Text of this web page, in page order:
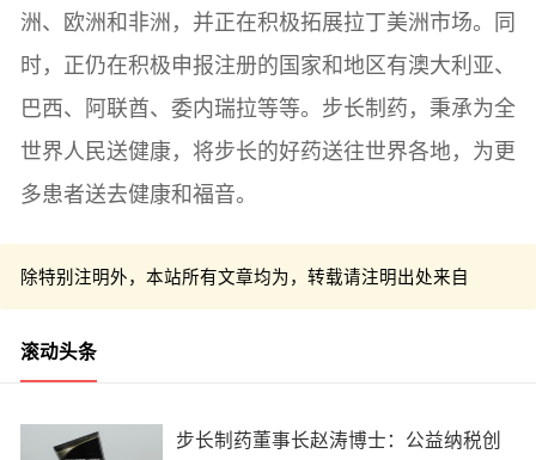
洲、欧洲和非洲，并正在积极拓展拉丁美洲市场。同
时，正仍在积极申报注册的国家和地区有澳大利亚、
巴西、阿联酋、委内瑞拉等等。步长制药，秉承为全
世界人民送健康，将步长的好药送往世界各地，为更
多患者送去健康和福音。
除特别注明外，本站所有文章均为，转载请注明出处来自
滚动头条
步长制药董事长赵涛博士：公益纳税创